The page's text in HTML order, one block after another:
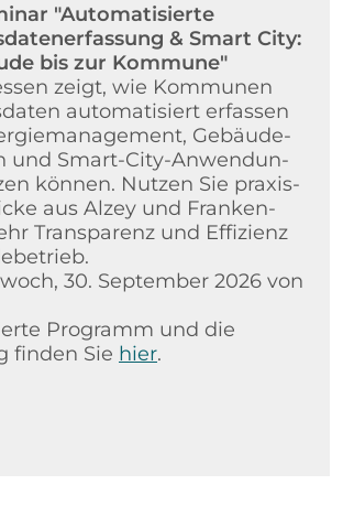
"Automatisierte
& Smart City:
bis zur Kommune"
zeigt, wie Kom­mu­nen
au­to­ma­ti­siert er­fas­sen
Ge­bäu­de­
und Smart-City-An­wen­dun­
kön­nen. Nut­zen Sie pra­xis­
aus Alzey und Fran­ken­
Trans­pa­renz und Ef­fi­zi­enz
30. September 2026 von
Programm und die
finden Sie hier.